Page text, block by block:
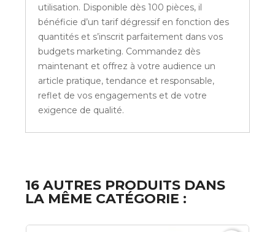
utilisation. Disponible dès 100 pièces, il
bénéficie d’un tarif dégressif en fonction des
quantités et s’inscrit parfaitement dans vos
budgets marketing. Commandez dès
maintenant et offrez à votre audience un
article pratique, tendance et responsable,
reflet de vos engagements et de votre
exigence de qualité.
16 AUTRES PRODUITS DANS
LA MÊME CATÉGORIE :